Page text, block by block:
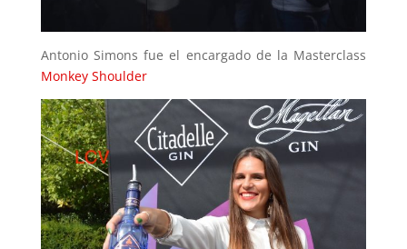
Antonio Simons fue el encargado de la Masterclass
Monkey Shoulder